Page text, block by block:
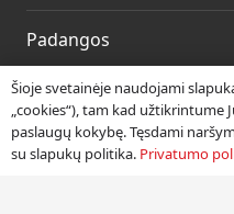
Padangos
Ratlankiai
Kitos prekės
Paslaugos
Šioje svetainėje naudojami
„cookies“), tam kad užtikrintume
paslaugų kokybę. Tęsdami
su slapukų politika. Privatumo